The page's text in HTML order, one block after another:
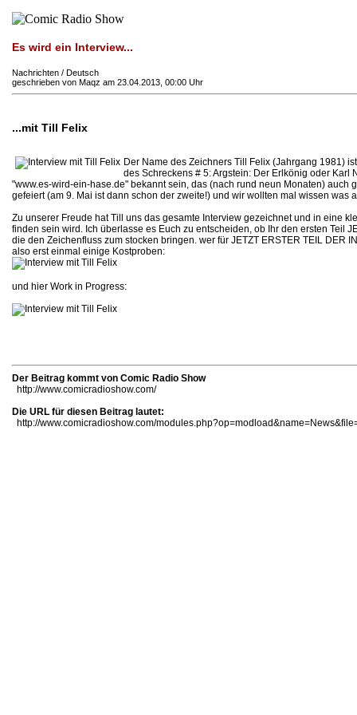
Es wird ein Interview...
Nachrichten / Deutsch
geschrieben von Maqz am 23.04.2013, 00:00 Uhr
...mit Till Felix
Der Name des Zeichners Till Felix (Jahrgang 1981)
des Schreckens # 5: Argstein: Der Erlkönig oder
"www.es-wird-ein-hase.de" bekannt sein, das (nach rund neun Monaten)
gefeiert (am 9. Mai ist dann schon der zweite!) und wir wollten mal wissen
Zu unserer Freude hat Till uns das gesamte Interview gezeichnet und in eine
finden sein wird. Ich überlasse es Euch zu entscheiden, ob Ihr den ersten Teil
die den Zeichenfluss zum stocken bringen. wer für JETZT ERSTER TEIL DER
also erst einmal einige Kostproben:
und hier Work in Progress:
Der Beitrag kommt von Comic Radio Show
http://www.comicradioshow.com/
Die URL für diesen Beitrag lautet:
http://www.comicradioshow.com/